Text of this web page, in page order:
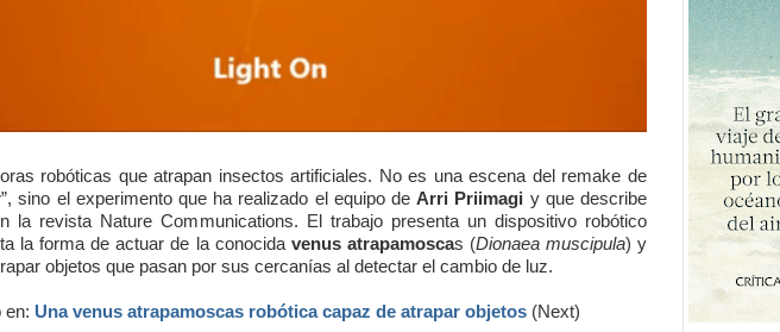
robóticas que atrapan insectos artificiales. No es una escena del remake de
”, sino el experimento que ha realizado el equipo deArri Priimagi y que describe
la revista Nature Communications. El trabajo presenta un dispositivo robótico
la forma de actuar de la conocida venus atrapamoscas (Dionaea muscipula) y
objetos que pasan por sus cercanías al detectar el cambio de luz.
en: Una venus atrapamoscas robótica capaz de atrapar objetos (Next)